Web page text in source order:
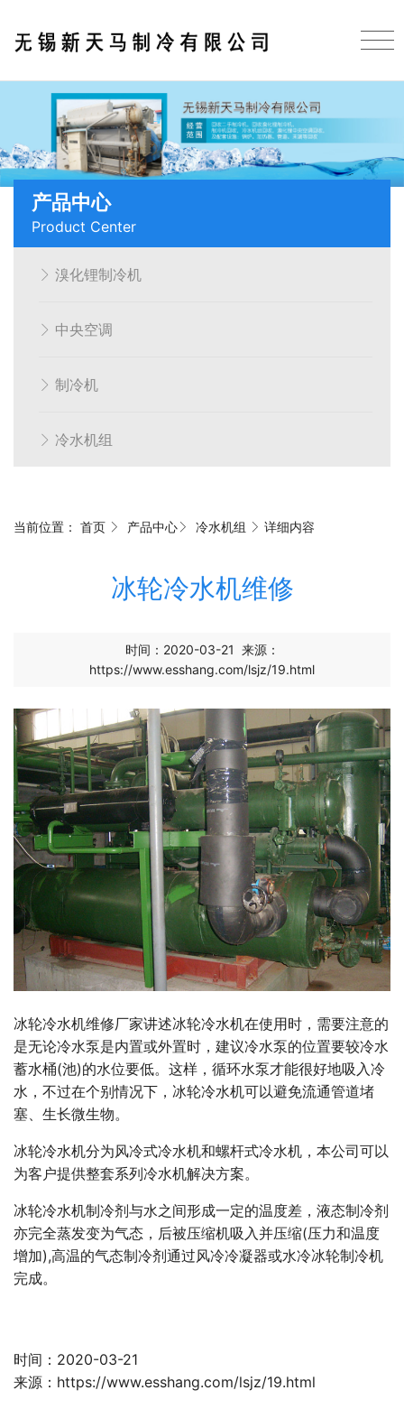
产品中心
Product Center
溴化锂制冷机
中央空调
制冷机
冷水机组
当前位置： 首页 产品中心 冷水机组 详细内容
冰轮冷水机维修
时间：2020-03-21 来源：
https://www.esshang.com/lsjz/19.html
冰轮冷水机维修厂家讲述冰轮冷水机在使用时，需要注意的
是无论冷水泵是内置或外置时，建议冷水泵的位置要较冷水
蓄水桶(池)的水位要低。这样，循环水泵才能很好地吸入冷
水，不过在个别情况下，冰轮冷水机可以避免流通管道堵
塞、生长微生物。
冰轮冷水机分为风冷式冷水机和螺杆式冷水机，本公司可以
为客户提供整套系列冷水机解决方案。
冰轮冷水机制冷剂与水之间形成一定的温度差，液态制冷剂
亦完全蒸发变为气态，后被压缩机吸入并压缩(压力和温度
增加),高温的气态制冷剂通过风冷冷凝器或水冷冰轮制冷机
完成。
时间：2020-03-21
来源： https://www.esshang.com/lsjz/19.html